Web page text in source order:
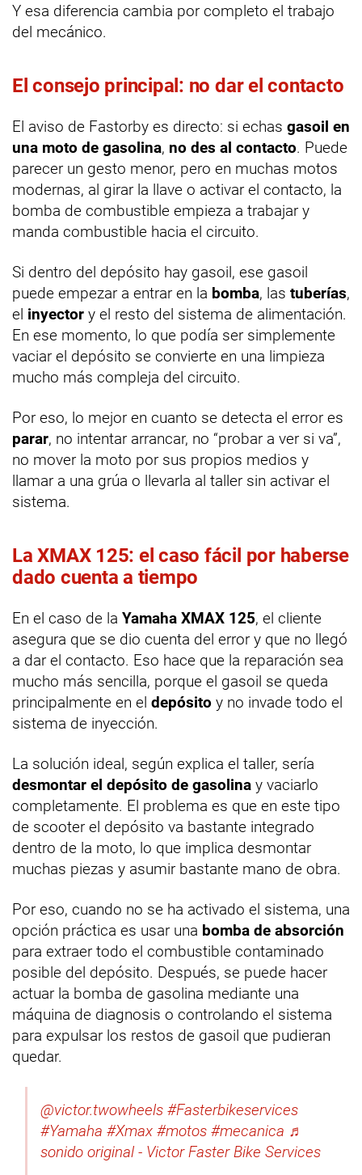
Y esa diferencia cambia por completo el trabajo
del mecánico.
El consejo principal: no dar el contacto
El aviso de Fastorby es directo: si echas gasoil en
una moto de gasolina, no des al contacto. Puede
parecer un gesto menor, pero en muchas motos
modernas, al girar la llave o activar el contacto, la
bomba de combustible empieza a trabajar y
manda combustible hacia el circuito.
Si dentro del depósito hay gasoil, ese gasoil
puede empezar a entrar en la bomba, las tuberías,
el inyector y el resto del sistema de alimentación.
En ese momento, lo que podía ser simplemente
vaciar el depósito se convierte en una limpieza
mucho más compleja del circuito.
Por eso, lo mejor en cuanto se detecta el error es
parar, no intentar arrancar, no “probar a ver si va”,
no mover la moto por sus propios medios y
llamar a una grúa o llevarla al taller sin activar el
sistema.
La XMAX 125: el caso fácil por haberse
dado cuenta a tiempo
En el caso de la Yamaha XMAX 125, el cliente
asegura que se dio cuenta del error y que no llegó
a dar el contacto. Eso hace que la reparación sea
mucho más sencilla, porque el gasoil se queda
principalmente en el depósito y no invade todo el
sistema de inyección.
La solución ideal, según explica el taller, sería
desmontar el depósito de gasolina y vaciarlo
completamente. El problema es que en este tipo
de scooter el depósito va bastante integrado
dentro de la moto, lo que implica desmontar
muchas piezas y asumir bastante mano de obra.
Por eso, cuando no se ha activado el sistema, una
opción práctica es usar una bomba de absorción
para extraer todo el combustible contaminado
posible del depósito. Después, se puede hacer
actuar la bomba de gasolina mediante una
máquina de diagnosis o controlando el sistema
para expulsar los restos de gasoil que pudieran
quedar.
@victor.twowheels #Fasterbikeservices
#Yamaha #Xmax #motos #mecanica ♬
sonido original - Victor Faster Bike Services